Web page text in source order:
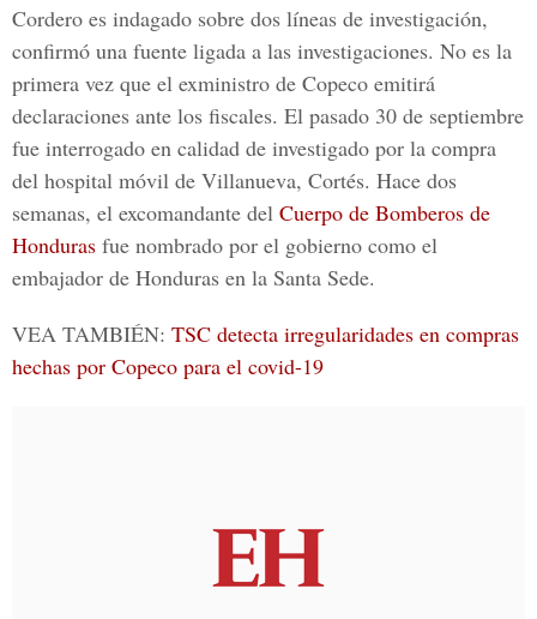
Cordero es indagado sobre dos líneas de investigación,
confirmó una fuente ligada a las investigaciones. No es la
primera vez que el exministro de Copeco emitirá
declaraciones ante los fiscales. El pasado 30 de septiembre
fue interrogado en calidad de investigado por la compra
del hospital móvil de Villanueva, Cortés. Hace dos
semanas, el excomandante del Cuerpo de Bomberos de
Honduras fue nombrado por el gobierno como el
embajador de Honduras en la Santa Sede.
VEA TAMBIÉN: TSC detecta irregularidades en compras
hechas por Copeco para el covid-19